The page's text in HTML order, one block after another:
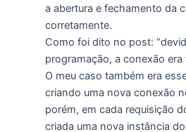
a abertura e fechamento da
corretamente.
Como foi dito no post:
programação, a conexão era
O meu caso também era
criando uma nova conexão
porém, em cada requisição
criada uma nova instância